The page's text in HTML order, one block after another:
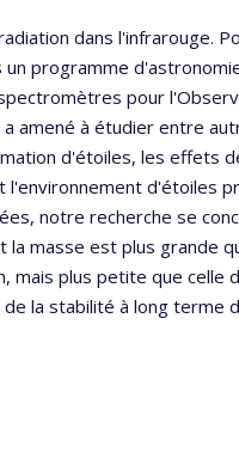
dans l'infrarouge.
programme
pour
amené à étudier entre
d'étoiles, les effets
d'étoiles
notre recherche se
masse est plus grande
mais plus petite que celle
la stabilité à long terme